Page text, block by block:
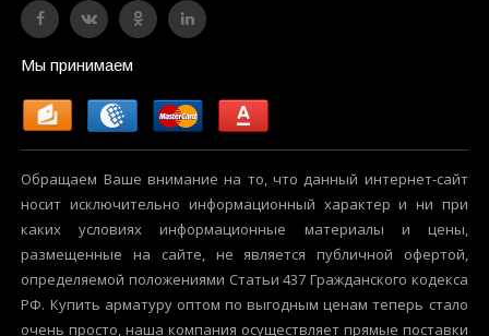
Мы принимаем
Обращаем Ваше внимание на то, что данный интернет-сайт
носит исключительно информационный характер и ни при
каких условиях информационные материалы и цены,
размещенные на сайте, не является публичной офертой,
определяемой положениями Статьи 437 Гражданского кодекса
РФ. Купить арматуру оптом по выгодным ценам теперь стало
очень просто, наша компания осуществляет прямые поставки